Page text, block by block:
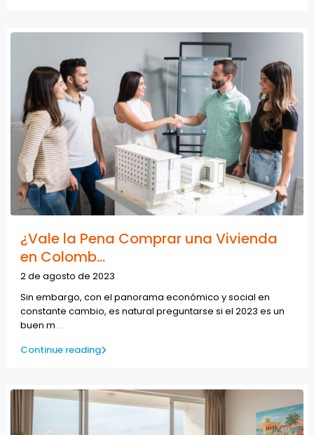
¿Vale la Pena Comprar una Vivienda
en Colomb...
2 de agosto de 2023
Sin embargo, con el panorama económico y social en
constante cambio, es natural preguntarse si el 2023 es un
buen m ...
Continue reading